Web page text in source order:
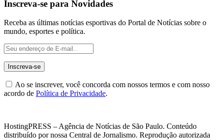
Inscreva-se para Novidades
Receba as últimas notícias esportivas do Portal de Notícias sobre o
mundo, esportes e política.
Ao se inscrever, você concorda com nossos termos e com nosso
acordo de Política de Privacidade.
HostingPRESS – Agência de Notícias de São Paulo. Conteúdo
distribuído por nossa Central de Jornalismo. Reprodução autorizada